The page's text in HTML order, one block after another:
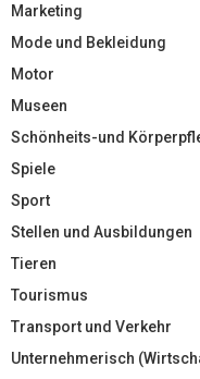
Marketing
Mode und Bekleidung
Motor
Museen
Schönheits-und
Spiele
Sport
Stellen und Ausbildungen
Tieren
Tourismus
Transport und Verkehr
Unternehmerisch